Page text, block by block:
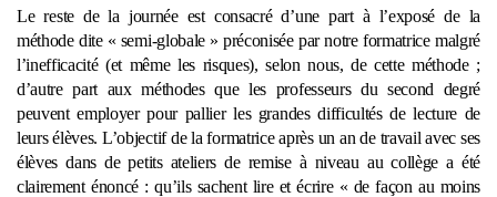
Le reste de la journée est consacré d’une part à l’exposé de la
méthode dite « semi-globale » préconisée par notre formatrice malgré
l’inefficacité (et même les risques), selon nous, de cette méthode ;
d’autre part aux méthodes que les professeurs du second degré
peuvent employer pour pallier les grandes difficultés de lecture de
leurs élèves. L’objectif de la formatrice après un an de travail avec ses
élèves dans de petits ateliers de remise à niveau au collège a été
clairement énoncé : qu’ils sachent lire et écrire « de façon au moins